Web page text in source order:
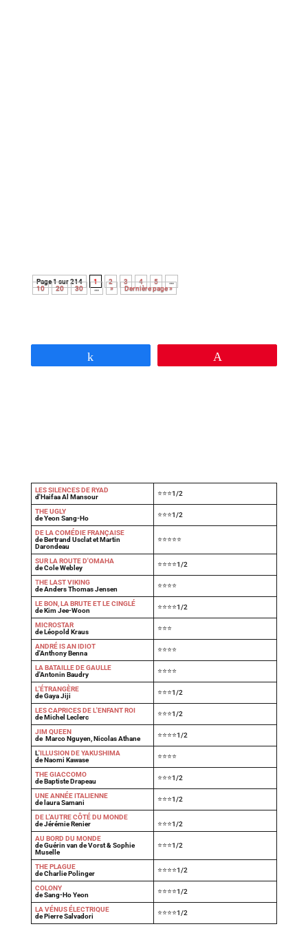
Page 1 sur 214 1 2 3 4 5
…
10
20 30 … » Dernière page »
LES SILENCES DE RYAD
d'Haifaa Al Mansour
⭐⭐⭐1/2
THE UGLY
de Yeon Sang-Ho
⭐⭐⭐1/2
DE LA COMÉDIE FRANÇAISE
de Bertrand Usclat et Martin
Darondeau
⭐⭐⭐⭐⭐
SUR LA ROUTE D'OMAHA
de Cole Webley
⭐⭐⭐⭐1/2
THE LAST VIKING
de Anders Thomas Jensen
⭐⭐⭐⭐
LE BON, LA BRUTE ET LE CINGLÉ
de Kim Jee-Woon
⭐⭐⭐⭐1/2
MICROSTAR
de Léopold Kraus
⭐⭐⭐
ANDRÉ IS AN IDIOT
d'Anthony Benna
⭐⭐⭐⭐
LA BATAILLE DE GAULLE
d'Antonin Baudry
⭐⭐⭐⭐
L'ÉTRANGÈRE
de Gaya Jiji
⭐⭐⭐1/2
LES CAPRICES DE L'ENFANT ROI
de Michel Leclerc
⭐⭐⭐1/2
JIM QUEEN
de Marco Nguyen, Nicolas Athane
⭐⭐⭐⭐1/2
L'ILLUSION DE YAKUSHIMA
de Naomi Kawase
⭐⭐⭐⭐
THE GIACCOMO
de Baptiste Drapeau
⭐⭐⭐1/2
UNE ANNÉE ITALIENNE
de laura Samani
⭐⭐⭐1/2
DE L'AUTRE CÔTÉ DU MONDE
de Jérémie Renier
⭐⭐⭐1/2
AU BORD DU MONDE
de Guérin van de Vorst & Sophie
Muselle
⭐⭐⭐1/2
THE PLAGUE
de Charlie Polinger
⭐⭐⭐⭐1/2
COLONY
de Sang-Ho Yeon
⭐⭐⭐⭐1/2
LA VÉNUS ÉLECTRIQUE
de Pierre Salvadori
⭐⭐⭐⭐1/2